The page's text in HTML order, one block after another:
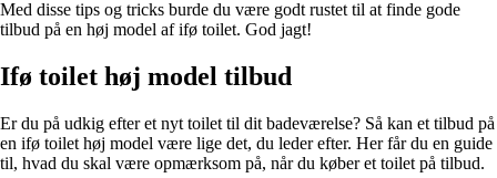
Med disse tips og tricks burde du være godt rustet til at finde gode
tilbud på en høj model af ifø toilet. God jagt!
Ifø toilet høj model tilbud
Er du på udkig efter et nyt toilet til dit badeværelse? Så kan et tilbud på
en ifø toilet høj model være lige det, du leder efter. Her får du en guide
til, hvad du skal være opmærksom på, når du køber et toilet på tilbud.